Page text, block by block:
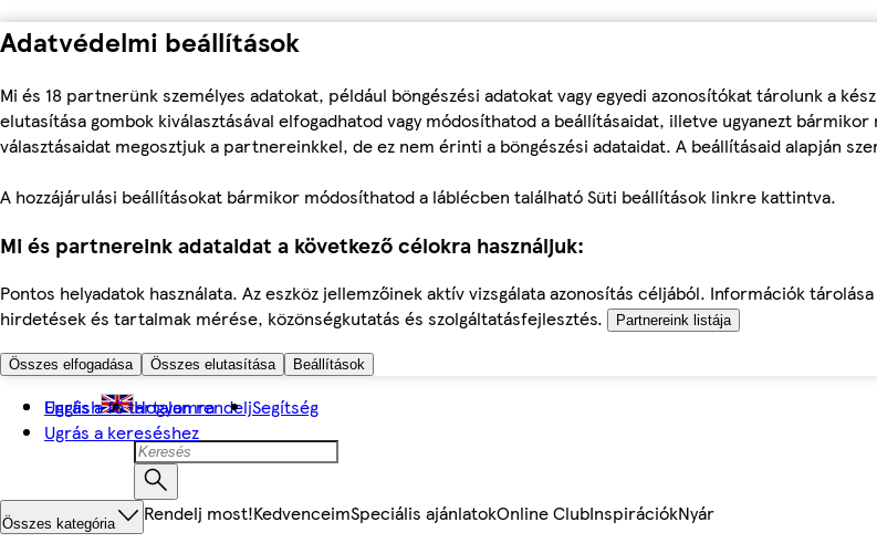
Adatvédelmi beállítások
Mi és 18 partnerünk személyes adatokat, például böngészési adatokat vagy egyedi azonosítókat tárolunk a
elutasítása gombok kiválasztásával elfogadhatod vagy módosíthatod a beállításaidat, illetve ugyanezt bármikor
választásaidat megosztjuk a partnereinkkel, de ez nem érinti a böngészési adataidat. A beállításaid alapján
A hozzájárulási beállításokat bármikor módosíthatod a láblécben található Süti beállítások linkre kattintva.
Mi és partnereink adataidat a következő célokra használjuk:
Pontos helyadatok használata. Az eszköz jellemzőinek aktív vizsgálata azonosítás céljából. Információk
hirdetések és tartalmak mérése, közönségkutatás és szolgáltatásfejlesztés.
Partnereink listája
Összes elfogadása Összes elutasítása Beállítások
Ugrás a fő tartalomra
Ugrás a kereséshez
English Hogyan rendeljSegítség
Összes kategória Rendelj most!KedvenceimSpeciális ajánlatokOnline ClubInspirációkNyár